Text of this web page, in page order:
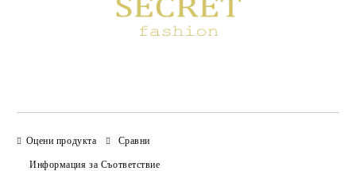
Оцени продукта Сравни
Информация за Съответствие